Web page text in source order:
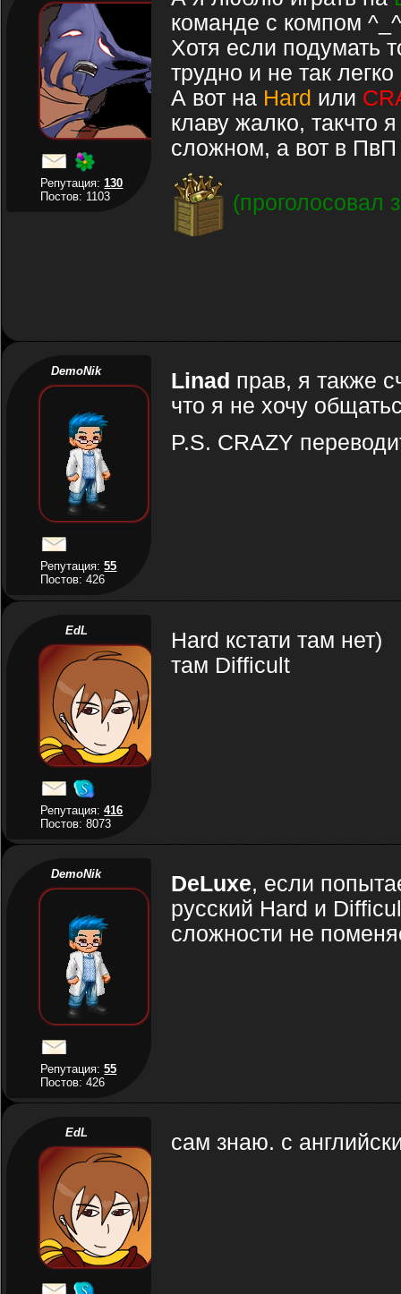
Репутация:130
Постов: 1103
команде с компом ^_^
Хотя если подумать
трудно и не так легко
А вот на Hard или
клаву жалко, такчто
сложном, а вот в
(проголосовал
DemoNik
Репутация:55
Постов: 426
Linad прав, я также
что я не хочу
P.S. CRAZY
EdL
Репутация:416
Постов: 8073
Hard кстати там нет)
там Difficult
DemoNik
Репутация:55
Постов: 426
DeLuxe, если
русский Hard и
сложности не
EdL сам знаю. с